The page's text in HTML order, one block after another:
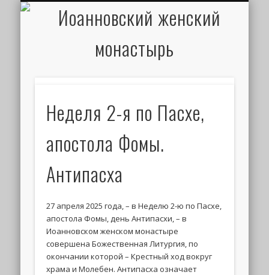
Неделя 2-я по Пасхе,
апостола Фомы.
Антипасха
27 апреля 2025 года, – в Неделю 2-ю по Пасхе,
апостола Фомы, день Антипасхи, – в
Иоанновском женском монастыре
совершена Божественная Литургия, по
окончании которой – Крестный ход вокруг
храма и Молебен. Антипасха означает